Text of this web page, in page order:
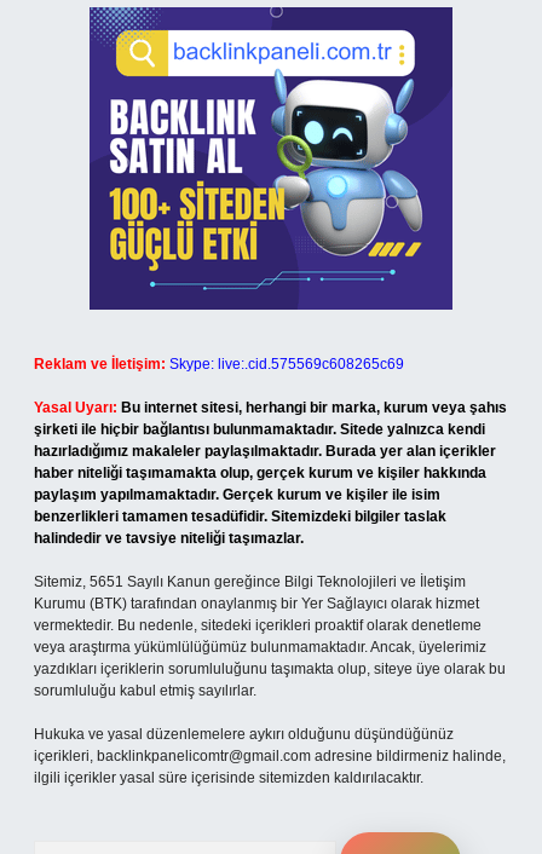
Reklam ve İletişim: Skype: live:.cid.575569c608265c69
Yasal Uyarı: Bu internet sitesi, herhangi bir marka, kurum veya şahıs
şirketi ile hiçbir bağlantısı bulunmamaktadır. Sitede yalnızca kendi
hazırladığımız makaleler paylaşılmaktadır. Burada yer alan içerikler
haber niteliği taşımamakta olup, gerçek kurum ve kişiler hakkında
paylaşım yapılmamaktadır. Gerçek kurum ve kişiler ile isim
benzerlikleri tamamen tesadüfidir. Sitemizdeki bilgiler taslak
halindedir ve tavsiye niteliği taşımazlar.
Sitemiz, 5651 Sayılı Kanun gereğince Bilgi Teknolojileri ve İletişim
Kurumu (BTK) tarafından onaylanmış bir Yer Sağlayıcı olarak hizmet
vermektedir. Bu nedenle, sitedeki içerikleri proaktif olarak denetleme
veya araştırma yükümlülüğümüz bulunmamaktadır. Ancak, üyelerimiz
yazdıkları içeriklerin sorumluluğunu taşımakta olup, siteye üye olarak bu
sorumluluğu kabul etmiş sayılırlar.
Hukuka ve yasal düzenlemelere aykırı olduğunu düşündüğünüz
içerikleri, backlinkpanelicomtr@gmail.com adresine bildirmeniz halinde,
ilgili içerikler yasal süre içerisinde sitemizden kaldırılacaktır.